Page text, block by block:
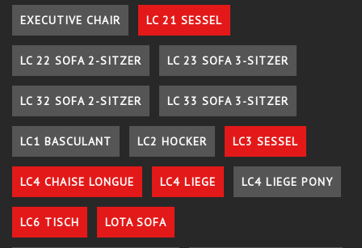
EXECUTIVE CHAIR LC 21 SESSEL
LC 22 SOFA 2-SITZER LC 23 SOFA 3-SITZER
LC 32 SOFA 2-SITZER LC 33 SOFA 3-SITZER
LC1 BASCULANT LC2 HOCKER LC3 SESSEL
LC4 CHAISE LONGUE LC4 LIEGE LC4 LIEGE PONY
LC6 TISCH LOTA SOFA